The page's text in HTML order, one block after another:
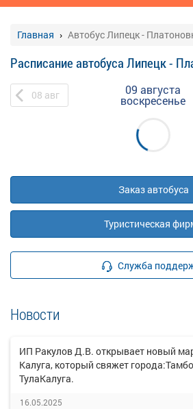
Главная Автобус Липецк -
Расписание автобуса Липецк -
08 авг 09 августа
воскресенье
Заказ автобуса
Туристическая
Служба
Новости
ИП Ракулов Д.В. открывает новый
Калуга, который свяжет
ТулаКалуга.
16.05.2025